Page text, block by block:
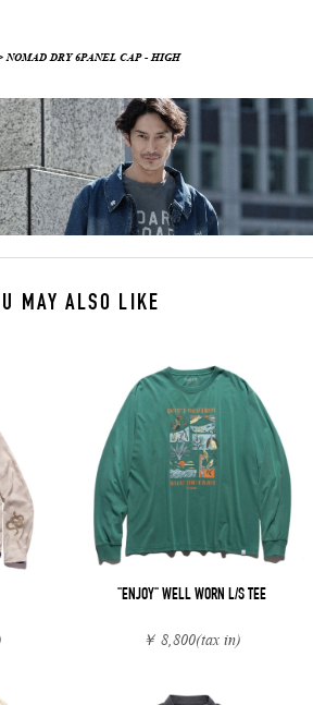
NOMAD DRY 6PANEL CAP - HIGH
MAY ALSO LIKE
"ENJOY" WELL WORN L/S TEE
￥ 8,800(tax in)